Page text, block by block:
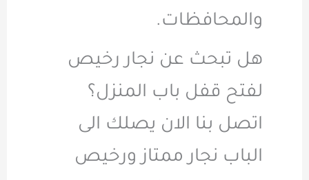
والمحافظات.
هل تبحث عن نجار رخيص
لفتح قفل باب المنزل؟
اتصل بنا الان يصلك الى
الباب نجار ممتاز ورخيص